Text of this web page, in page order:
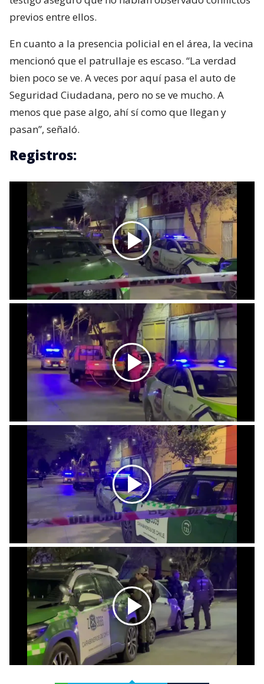
previos entre ellos.
En cuanto a la presencia policial en el área, la vecina
mencionó que el patrullaje es escaso. “La verdad
bien poco se ve. A veces por aquí pasa el auto de
Seguridad Ciudadana, pero no se ve mucho. A
menos que pase algo, ahí sí como que llegan y
pasan”, señaló.
Registros: